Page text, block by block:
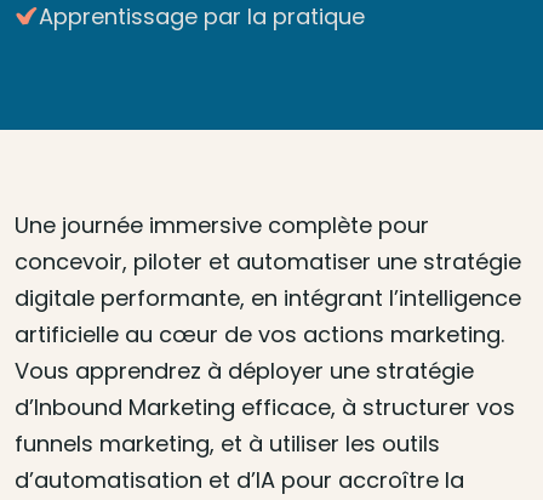
Apprentissage par la pratique
Une journée immersive complète pour
concevoir, piloter et automatiser une stratégie
digitale performante, en intégrant l’intelligence
artificielle au cœur de vos actions marketing.
Vous apprendrez à déployer une stratégie
d’Inbound Marketing efficace, à structurer vos
funnels marketing, et à utiliser les outils
d’automatisation et d’IA pour accroître la